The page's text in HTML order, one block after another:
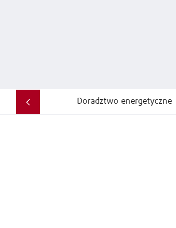
Doradztwo energetyczne